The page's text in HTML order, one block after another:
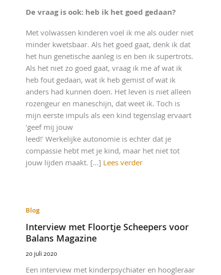
De vraag is ook: heb ik het goed gedaan?
Met volwassen kinderen voel ik me als ouder niet
minder kwetsbaar. Als het goed gaat, denk ik dat
het hun genetische aanleg is en ben ik supertrots.
Als het niet zo goed gaat, vraag ik me af wat ik
heb fout gedaan, wat ik heb gemist of wat ik
anders had kunnen doen. Het leven is niet alleen
rozengeur en maneschijn, dat weet ik. Toch is
mijn eerste impuls als een kind tegenslag ervaart
‘geef mij jouw
leed!’ Werkelijke autonomie is echter dat je
compassie hebt met je kind, maar het niet tot
jouw lijden maakt. [...] Lees verder
Blog
Interview met Floortje Scheepers voor
Balans Magazine
20 juli 2020
Een interview met kinderpsychiater en hoogleraar